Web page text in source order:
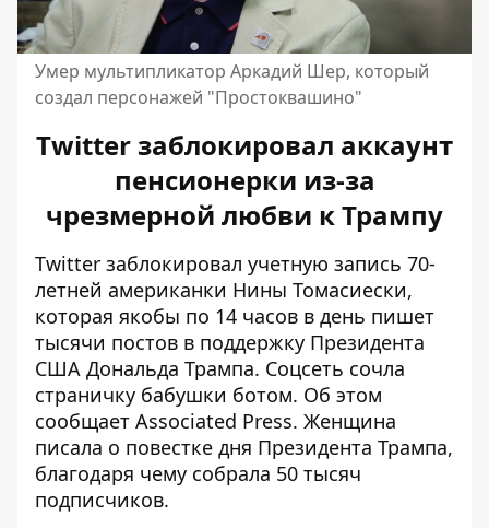
Умер мультипликатор Аркадий Шер, который
создал персонажей "Простоквашино"
Twitter заблокировал аккаунт
пенсионерки из-за
чрезмерной любви к Трампу
Twitter заблокировал учетную запись 70-
летней американки Нины Томасиески,
которая якобы по 14 часов в день пишет
тысячи постов в поддержку Президента
США Дональда Трампа. Соцсеть сочла
страничку бабушки ботом. Об этом
сообщает Associated Press. Женщина
писала о повестке дня Президента Трампа,
благодаря чему собрала 50 тысяч
подписчиков.